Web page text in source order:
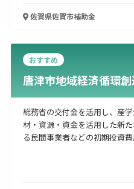
佐賀県佐賀市補助金
おすすめ
唐津市地域経済循環
総務省の交付金を活用し、産
材・資源・資金を活用した新
る民間事業者などの初期投資費